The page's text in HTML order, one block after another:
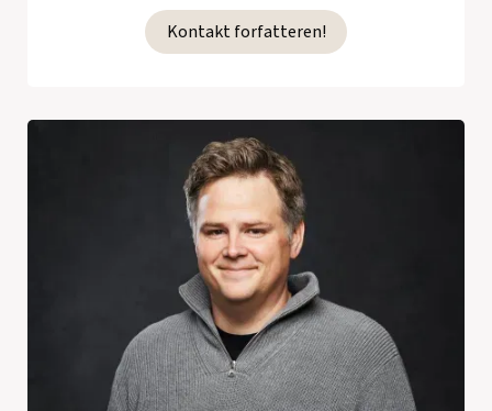
Kontakt forfatteren!